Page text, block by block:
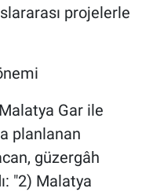
projelerle
Gar ile
planlanan
güzergâh
"2) Malatya